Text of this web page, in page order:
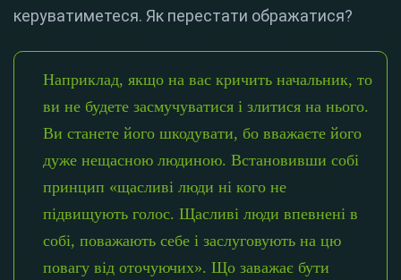
керуватиметеся. Як перестати ображатися?
Наприклад, якщо на вас кричить начальник, то
ви не будете засмучуватися і злитися на нього.
Ви станете його шкодувати, бо вважаєте його
дуже нещасною людиною. Встановивши собі
принцип «щасливі люди ні кого не
підвищують голос. Щасливі люди впевнені в
собі, поважають себе і заслуговують на цю
повагу від оточуючих». Що заважає бути